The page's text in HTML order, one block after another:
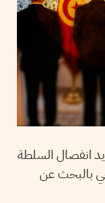
انفصال السلطة
بالبحث عن